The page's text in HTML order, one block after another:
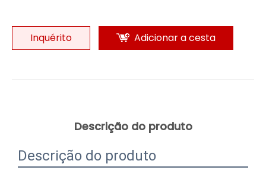
Inquérito Adicionar a cesta
Descrição do produto
Descrição do produto